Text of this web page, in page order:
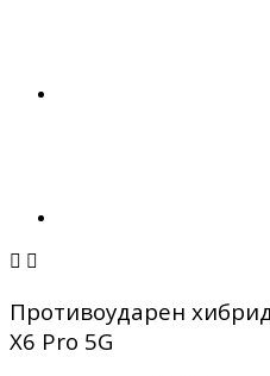
 
Противоударен
X6 Pro 5G